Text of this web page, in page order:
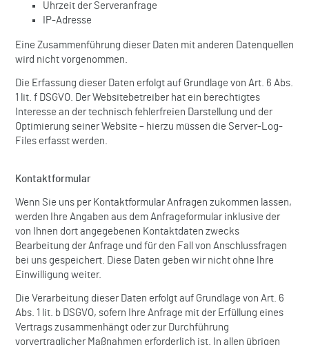
Uhrzeit der Serveranfrage
IP-Adresse
Eine Zusammenführung dieser Daten mit anderen Datenquellen
wird nicht vorgenommen.
Die Erfassung dieser Daten erfolgt auf Grundlage von Art. 6 Abs.
1 lit. f DSGVO. Der Websitebetreiber hat ein berechtigtes
Interesse an der technisch fehlerfreien Darstellung und der
Optimierung seiner Website – hierzu müssen die Server-Log-
Files erfasst werden.
Kontaktformular
Wenn Sie uns per Kontaktformular Anfragen zukommen lassen,
werden Ihre Angaben aus dem Anfrageformular inklusive der
von Ihnen dort angegebenen Kontaktdaten zwecks
Bearbeitung der Anfrage und für den Fall von Anschlussfragen
bei uns gespeichert. Diese Daten geben wir nicht ohne Ihre
Einwilligung weiter.
Die Verarbeitung dieser Daten erfolgt auf Grundlage von Art. 6
Abs. 1 lit. b DSGVO, sofern Ihre Anfrage mit der Erfüllung eines
Vertrags zusammenhängt oder zur Durchführung
vorvertraglicher Maßnahmen erforderlich ist. In allen übrigen